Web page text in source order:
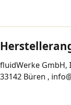
fluidWerke GmbH,
33142 Büren ,